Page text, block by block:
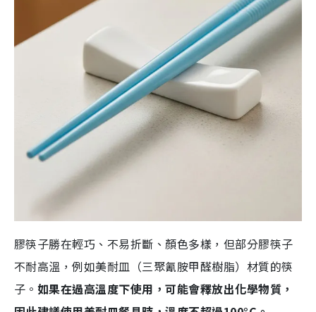
膠筷子勝在輕巧、不易折斷、顏色多樣，但部分膠筷子
不耐高溫，例如美耐皿（三聚氰胺甲醛樹脂）材質的筷
子。 如果在過高溫度下使用，可能會釋放出化學物質，